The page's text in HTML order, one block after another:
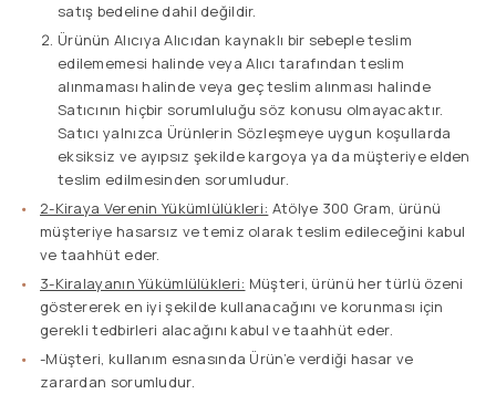
satış bedeline dahil değildir.
Ürünün Alıcıya Alıcıdan kaynaklı bir sebeple teslim
edilememesi halinde veya Alıcı tarafından teslim
alınmaması halinde veya geç teslim alınması halinde
Satıcının hiçbir sorumluluğu söz konusu olmayacaktır.
Satıcı yalnızca Ürünlerin Sözleşmeye uygun koşullarda
eksiksiz ve ayıpsız şekilde kargoya ya da müşteriye elden
teslim edilmesinden sorumludur.
2-Kiraya Verenin Yükümlülükleri: Atölye 300 Gram, ürünü
müşteriye hasarsız ve temiz olarak teslim edileceğini kabul
ve taahhüt eder.
3-Kiralayanın Yükümlülükleri: Müşteri, ürünü her türlü özeni
göstererek en iyi şekilde kullanacağını ve korunması için
gerekli tedbirleri alacağını kabul ve taahhüt eder.
-Müşteri, kullanım esnasında Ürün’e verdiği hasar ve
zarardan sorumludur.